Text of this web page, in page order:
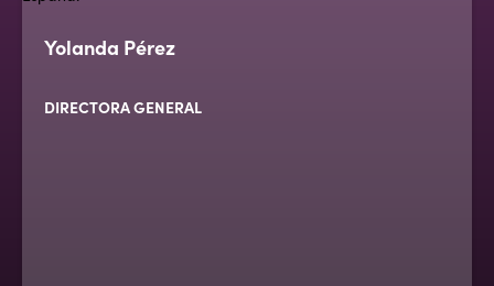
Yolanda Pérez
DIRECTORA GENERAL